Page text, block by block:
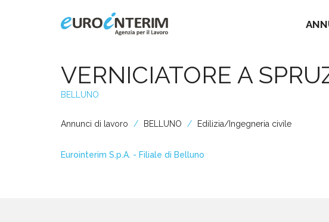
Home
Chi Siamo
Aziende
VERNICIATORE A
BELLUNO
Annunci di lavoro BELLUNO Edilizia/Ingegneria civile
Eurointerim S.p.A. - Filiale di Belluno